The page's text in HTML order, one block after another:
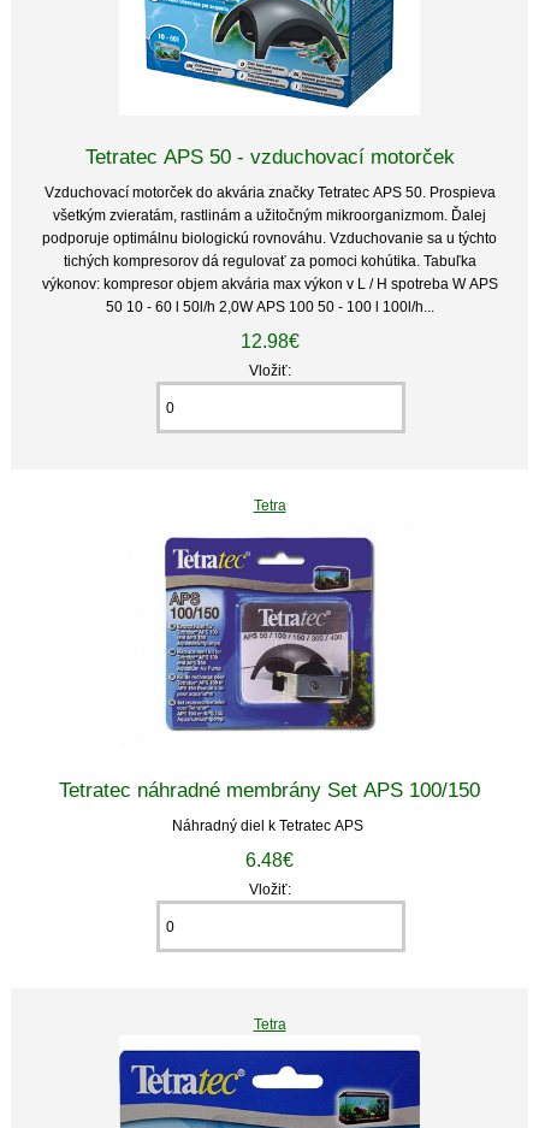
Tetratec APS 50 - vzduchovací motorček
Vzduchovací motorček do akvária značky Tetratec APS 50. Prospieva
všetkým zvieratám, rastlinám a užitočným mikroorganizmom. Ďalej
podporuje optimálnu biologickú rovnováhu. Vzduchovanie sa u týchto
tichých kompresorov dá regulovať za pomoci kohútika. Tabuľka
výkonov: kompresor objem akvária max výkon v L / H spotreba W APS
50 10 - 60 l 50l/h 2,0W APS 100 50 - 100 l 100l/h...
12.98€
Vložiť:
Tetra
Tetratec náhradné membrány Set APS 100/150
Náhradný diel k Tetratec APS
6.48€
Vložiť:
Tetra